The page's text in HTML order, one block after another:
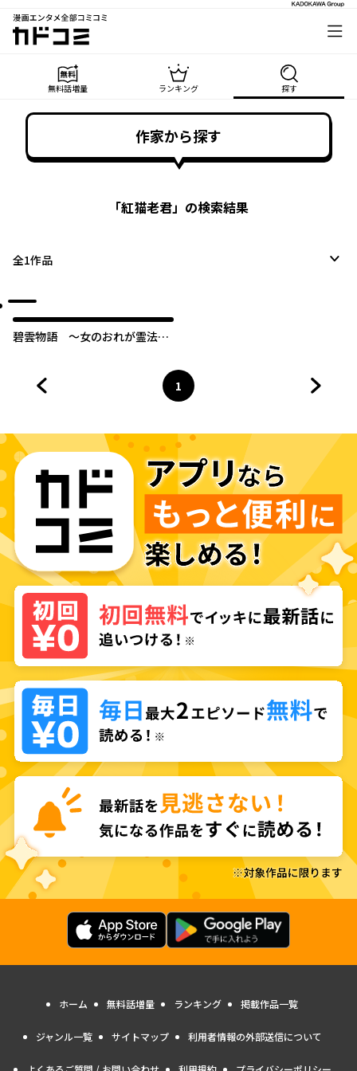
漫画エンタメ全部コミコミ
カドコミ
無料話増量 ランキング 探す
作家から探す
「紅猫老君」の検索結果
全1作品
碧雲物語 ～女のおれが霊法界
ページ
1
へ
ホーム 無料話増量 ランキング 掲載作品一覧
ジャンル一覧 サイトマップ 利用者情報の外部送信について